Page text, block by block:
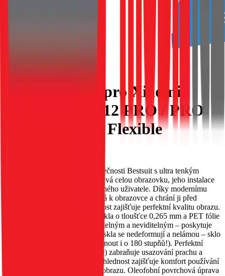
Hybridní sklo pro Xiaomi
Redmi NOTE 12 PRO / PRO
PLUS Bestsuit Flexible
Flexibilní hybridní sklo od společnosti Bestsuit s ultra tenkým
designem. Protože sklo nepokrývá celou obrazovku, jeho instalace
je mimořádně snadná, i pro běžného uživatele. Díky modernímu
složení, se sklo dobře přichytává k obrazovce a chrání ji před
poškrábáním. Vysoká průhlednost zajišťuje perfektní kvalitu obrazu.
Unikátní kombinace kaleného skla o tloušťce 0,265 mm a PET fólie
činí sklo prakticky nepostřehnutelným a neviditelným – poskytuje
tak 120% pocit dotyku. Okraje skla se nedeformují a nelámou – sklo
je mimořádně pružné (lze jej ohnout i o 180 stupňů!). Perfektní
přilnavost (lepidlo po celé ploše) zabraňuje usazování prachu a
nečistot pod sklem. Vysoká průhlednost zajišťuje komfort používání
obrazovky a vynikající kvalitu obrazu. Oleofobní povrchová úprava